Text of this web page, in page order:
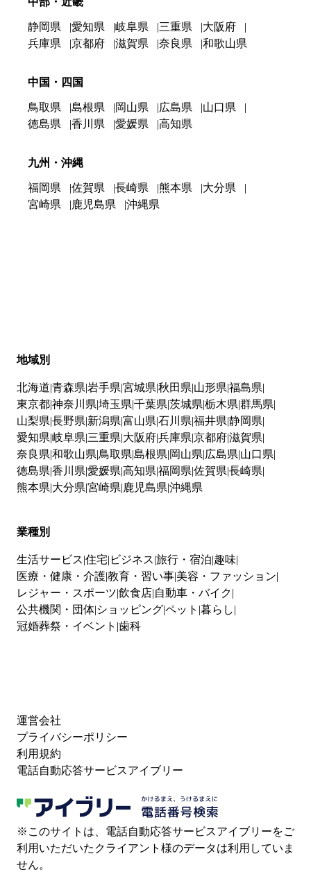
静岡県 愛知県 岐阜県 三重県
大阪府
兵庫県
京都府 滋賀県 奈良県 和歌山県
中国・四国
鳥取県 島根県 岡山県 広島県
山口県
徳島県
香川県 愛媛県 高知県
九州・沖縄
福岡県 佐賀県 長崎県 熊本県
大分県
宮崎県
鹿児島県 沖縄県
地域別
北海道 青森県 岩手県 宮城県 秋田県 山形県 福島県
東京都神奈川県 埼玉県 千葉県 茨城県 栃木県 群馬県
山梨県 長野県 新潟県 富山県 石川県 福井県 静岡県
愛知県 岐阜県 三重県 大阪府兵庫県 京都府滋賀県
奈良県 和歌山県 鳥取県 島根県 岡山県 広島県 山口県
徳島県 香川県 愛媛県 高知県 福岡県 佐賀県 長崎県
熊本県 大分県 宮崎県 鹿児島県 沖縄県
業種別
生活サービス 住宅 ビジネス 旅行・宿泊 趣味
医療・健康・介護教育・習い事 美容・ファッション
レジャー・スポーツ 飲食店 自動車・バイク
公共機関・団体 ショッピングペット 暮らし
冠婚葬祭・イベント 歯科
運営会社
プライバシーポリシー
利用規約
電話自動応答サービスアイブリー
※このサイトは、電話自動応答サービスアイブリーをご
利用いただいたクライアント様のデータは利用していま
せん。